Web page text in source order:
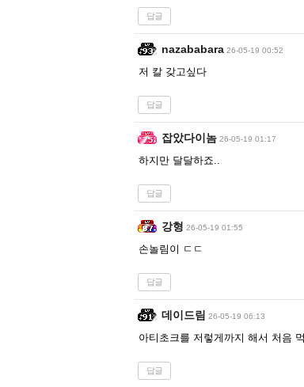
답글
nazababara 26-05-19 00:52
저 칼 갖고싶다
답글
잡았다이놈 26-05-19 01:17
하지만 달달하죠..
답글
강형 26-05-19 01:55
손놀림이 ㄷㄷ
답글
데이드림 26-05-19 06:13
아티초크를 저렇게까지 해서 처음
답글